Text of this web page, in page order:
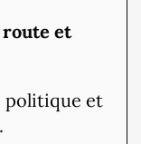
route et
politique et